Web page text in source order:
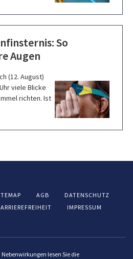
So
Augen
(12. August)
viele Blicke
richten. Ist
AGB
DATENSCHUTZ
IMPRESSUM
lesen Sie die